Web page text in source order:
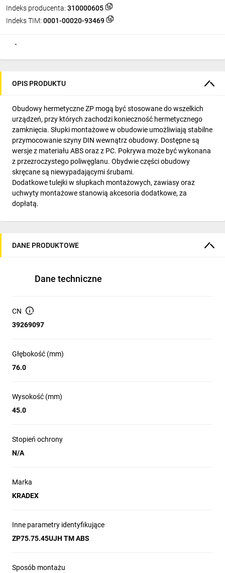
Indeks producenta: 310000605
Indeks TIM: 0001-00020-93469
OPIS PRODUKTU
Obudowy hermetyczne ZP mogą być stosowane do wszelkich
urządzeń, przy których zachodzi konieczność hermetycznego
zamknięcia. Słupki montażowe w obudowie umożliwiają stabilne
przymocowanie szyny DIN wewnątrz obudowy. Dostępne są
wersje z materiału ABS oraz z PC. Pokrywa może być wykonana
z przezroczystego poliwęglanu. Obydwie części obudowy
skręcane są niewypadającymi śrubami.
Dodatkowe tulejki w słupkach montażowych, zawiasy oraz
uchwyty montażowe stanowią akcesoria dodatkowe, za
dopłatą.
DANE PRODUKTOWE
Dane techniczne
CN
39269097
Głębokość (mm)
76.0
Wysokość (mm)
45.0
Stopień ochrony
N/A
Marka
KRADEX
Inne parametry identyfikujące
ZP75.75.45UJH TM ABS
Sposób montażu